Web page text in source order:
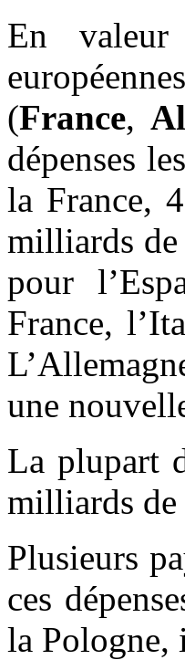
En valeur
(France,
dépenses
la France,
milliards
pour
France,
une
La plupart
milliards de
Plusieurs
ces
la Pologne,